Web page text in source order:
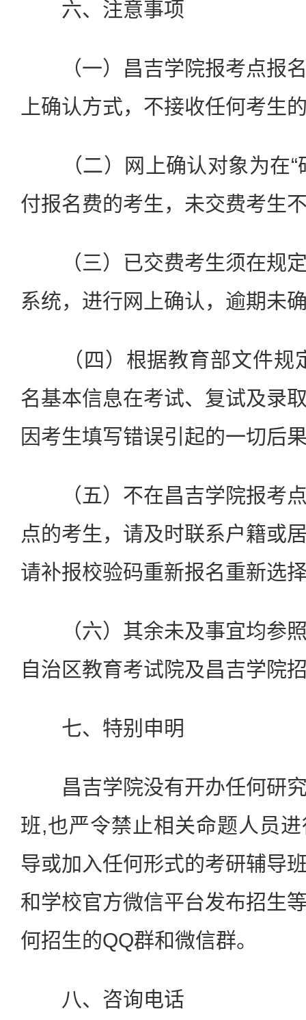
六、注意事项
（一）昌吉学院报考点报名
上确认方式，不接收任何考生
（二）网上确认对象为在“
付报名费的考生，未交费考生
（三）已交费考生须在规定
系统，进行网上确认，逾期未
（四）根据教育部文件规
名基本信息在考试、复试及录
因考生填写错误引起的一切后
（五）不在昌吉学院报考点
点的考生，请及时联系户籍或
请补报校验码重新报名重新选
（六）其余未及事宜均参照
自治区教育考试院及昌吉学院
七、特别申明
昌吉学院没有开办任何研究
班,也严令禁止相关命题人员
导或加入任何形式的考研辅导
和学校官方微信平台发布招生
何招生的QQ群和微信群。
八、咨询电话